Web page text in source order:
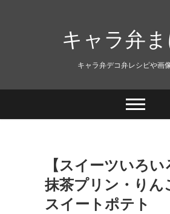
キャラ弁
キャラ弁デコ弁レシピや画
【スイーツいろ
抹茶プリン・りん
スイートポテト